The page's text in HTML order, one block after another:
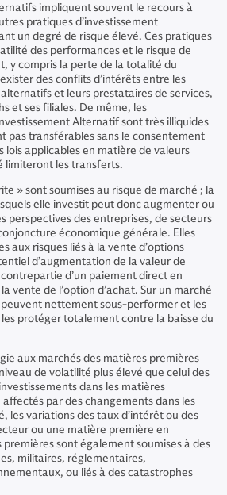
impliquent souvent le recours à
pratiques d’investissement
un degré de risque élevé. Ces pratiques
des performances et le risque de
y compris la perte de la totalité du
des conflits d’intérêts entre les
alternatifs et leurs prestataires de services,
et ses filiales. De même, les
Alternatif sont très illiquides
pas transférables sans le consentement
lois applicables en matière de valeurs
limiteront les transferts.
» sont soumises au risque de marché ; la
elle investit peut donc augmenter ou
perspectives des entreprises, de secteurs
économique générale. Elles
aux risques liés à la vente d’options
d’augmentation de la valeur de
d’un paiement direct en
vente de l’option d’achat. Sur un marché
peuvent nettement sous-performer et les
protéger totalement contre la baisse du
aux marchés des matières premières
de volatilité plus élevé que celui des
dans les matières
par des changements dans les
les variations des taux d’intérêt ou des
ou une matière première en
sont également soumises à des
militaires, réglementaires,
ou liés à des catastrophes